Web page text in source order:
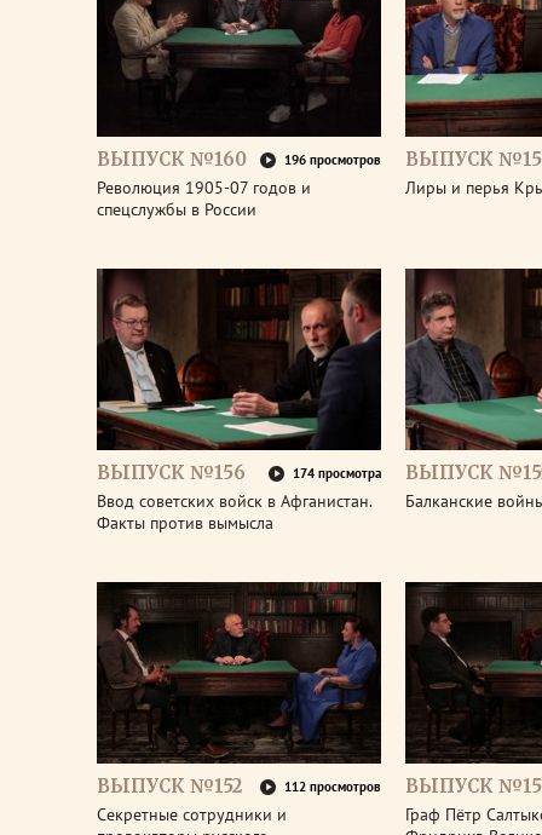
ВЫПУСК №160 196 просмотров
Революция 1905-07 годов и
спецслужбы в России
ВЫПУСК
Лиры и перья
ВЫПУСК №156 174 просмотра
Ввод советских войск в Афганистан.
Факты против вымысла
ВЫПУСК
Балканские
ВЫПУСК №152 112 просмотров
Секретные сотрудники и
ВЫПУСК
Граф Пётр